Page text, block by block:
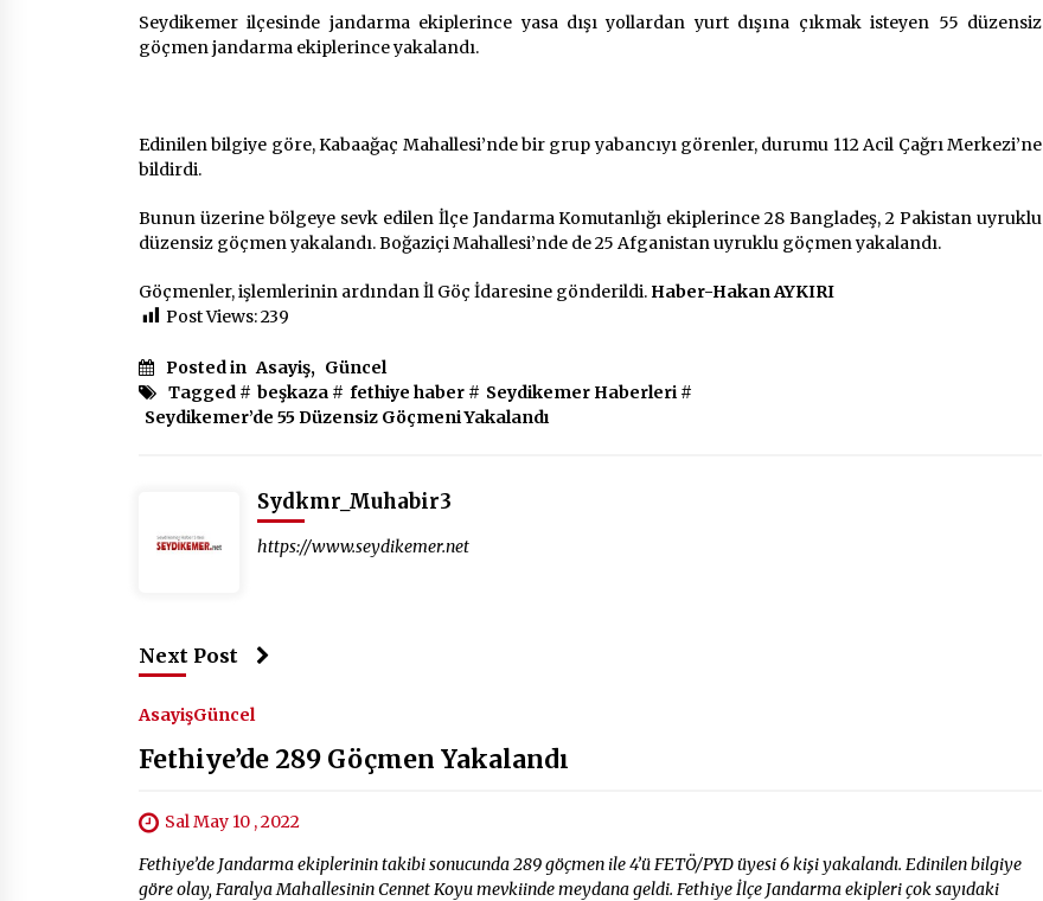
2 ay ago
2 yıl ago 2 yıl ago
Seydikemer ilçesinde jandarma ekiplerince yasa dışı yollardan yurt dışına çıkmak isteyen 55 düzensiz
göçmen jandarma ekiplerince yakalandı.
Edinilen bilgiye göre, Kabaağaç Mahallesi’nde bir grup yabancıyı görenler, durumu 112 Acil Çağrı Merkezi’ne
bildirdi.
Bunun üzerine bölgeye sevk edilen İlçe Jandarma Komutanlığı ekiplerince 28 Bangladeş, 2 Pakistan uyruklu
düzensiz göçmen yakalandı. Boğaziçi Mahallesi’nde de 25 Afganistan uyruklu göçmen yakalandı.
Göçmenler, işlemlerinin ardından İl Göç İdaresine gönderildi. Haber-Hakan AYKIRI
Post Views:239
Posted in Asayiş, Güncel
Tagged # beşkaza # fethiye haber # Seydikemer Haberleri #
Seydikemer’de 55 Düzensiz Göçmeni Yakalandı
Sydkmr_Muhabir3
https://www.seydikemer.net
Next Post
AsayişGüncel
Fethiye’de 289 Göçmen Yakalandı
Sal May 10 , 2022
Fethiye’de Jandarma ekiplerinin takibi sonucunda 289 göçmen ile 4’ü FETÖ/PYD üyesi 6 kişi yakalandı. Edinilen bilgiye
göre olay, Faralya Mahallesinin Cennet Koyu mevkiinde meydana geldi. Fethiye İlçe Jandarma ekipleri çok sayıdaki